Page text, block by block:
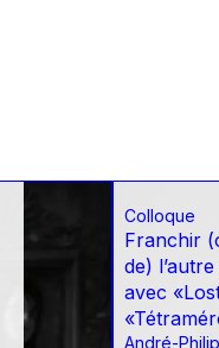
Colloque
Franchir
de)
avec
André-